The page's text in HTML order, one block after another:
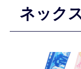
ネック